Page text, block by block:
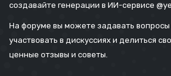
создавайте генерации в ИИ-сервисе
На форуме вы можете задавать
участвовать в дискуссиях и делиться
ценные отзывы и советы.